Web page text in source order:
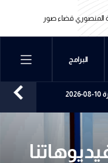
المنصوري قضاء صور
المنصوري قضاء صور
البرامج